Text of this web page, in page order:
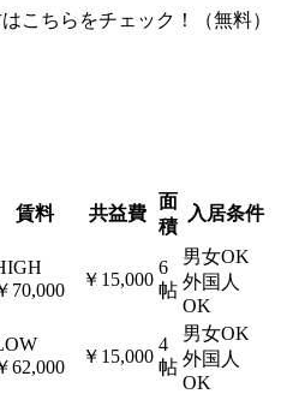
こちらをチェック！（無料）
賃料 共益費
面
積
入居条件
70,000
￥15,000
6
帖
男女OK
外国人
OK
62,000
￥15,000
4
帖
男女OK
外国人
OK